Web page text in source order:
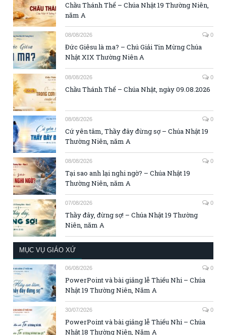
Chầu Thánh Thể – Chúa Nhật 19 Thường Niên,
năm A
08/08/2026 0
Đức Giêsu là ma? – Chú Giải Tin Mừng Chúa
Nhật XIX Thường Niên A
08/08/2026 0
Chầu Thánh Thể – Chúa Nhật, ngày 09.08.2026
08/08/2026 0
Cứ yên tâm, Thầy đây đừng sợ – Chúa Nhật 19
Thường Niên, năm A
08/08/2026 0
Tại sao anh lại nghi ngờ? – Chúa Nhật 19
Thường Niên, năm A
07/08/2026 0
Thầy đây, đừng sợ! – Chúa Nhật 19 Thường
Niên, năm A
MỤC VỤ GIÁO XỨ
06/08/2026 0
PowerPoint và bài giảng lễ Thiếu Nhi – Chúa
Nhật 19 Thường Niên, Năm A
30/07/2026 0
PowerPoint và bài giảng lễ Thiếu Nhi – Chúa
Nhật 18 Thường Niên, Năm A